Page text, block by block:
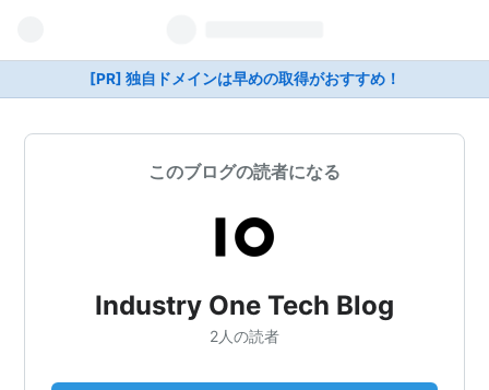
[PR] 独自ドメインは早めの取得がおすすめ！
このブログの読者になる
Industry One Tech Blog
2人の読者